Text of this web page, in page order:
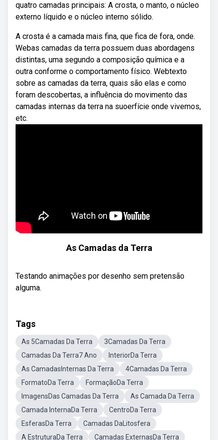
quatro camadas principais: A crosta, o manto, o núcleo
externo líquido e o núcleo interno sólido.
A crosta é a camada mais fina, que fica de fora, onde.
Webas camadas da terra possuem duas abordagens
distintas, uma segundo a composição química e a
outra conforme o comportamento físico. Webtexto
sobre as camadas da terra, quais são elas e como
foram descobertas, a influência do movimento das
camadas internas da terra na suoerfície onde vivemos,
etc.
As Camadas da Terra
Testando animações por desenho sem pretensão
alguma.
Tags
As 5Camadas Da Terra
3Camadas Da Terra
Camadas Da Terra7 Ano
InteriorDa Terra
As CamadasInternas Da Terra
4Camadas Da Terra
FormatoDa Terra
FormaçãoDa Terra
ImagensDas Camadas Da Terra
As Camada Da Terra
Camada InternaDa Terra
CentroDa Terra
EsferasDa Terra
Camadas DaLitosfera
A EstruturaDa Terra
Camadas ExternasDa Terra